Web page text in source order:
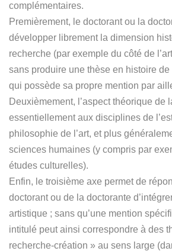
complémentaires.
Premièrement, le doctorant ou la
développer librement la dimension
recherche (par exemple du côté de
sans produire une thèse en histoire de
qui possède sa propre mention par
Deuxièmement, l’aspect théorique de
essentiellement aux disciplines de
philosophie de l’art, et plus
sciences humaines (y compris par
études culturelles).
Enfin, le troisième axe permet de
doctorant ou de la doctorante
artistique ; sans qu’une mention
intitulé peut ainsi correspondre à des
recherche-création » au sens large